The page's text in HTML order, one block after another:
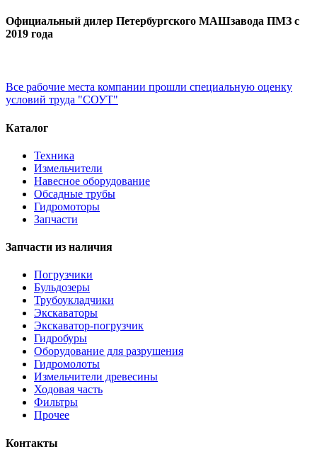
Официальный дилер Петербургского МАШзавода ПМЗ с
2019 года
Все рабочие места компании прошли специальную оценку
условий труда "СОУТ"
Каталог
Техника
Измельчители
Навесное оборудование
Обсадные трубы
Гидромоторы
Запчасти
Запчасти из наличия
Погрузчики
Бульдозеры
Трубоукладчики
Экскаваторы
Экскаватор-погрузчик
Гидробуры
Оборудование для разрушения
Гидромолоты
Измельчители древесины
Ходовая часть
Фильтры
Прочее
Контакты